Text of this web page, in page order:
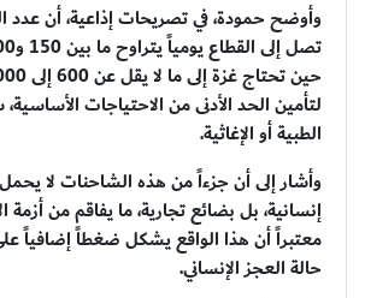
وأوضح حمودة، في تصريحات إذاعية، أن عدد
لتأمين الحد الأدنى من الاحتياجات الأساسية،
الطبية أو الإغاثية.
وأشار إلى أن جزءاً من هذه الشاحنات لا
إنسانية، بل بضائع تجارية، ما يفاقم من أزمة
معتبراً أن هذا الواقع يشكل ضغطاً إضافياً
حالة العجز الإنساني.